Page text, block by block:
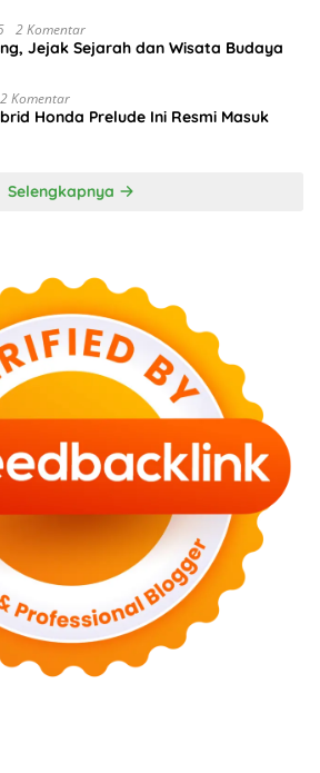
2 Komentar
Jejak Sejarah dan Wisata Budaya
2 Komentar
Honda Prelude Ini Resmi Masuk
Selengkapnya